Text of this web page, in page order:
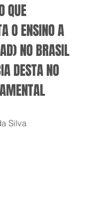
QUE
O ENSINO A
NO BRASIL
DESTA NO
Silva